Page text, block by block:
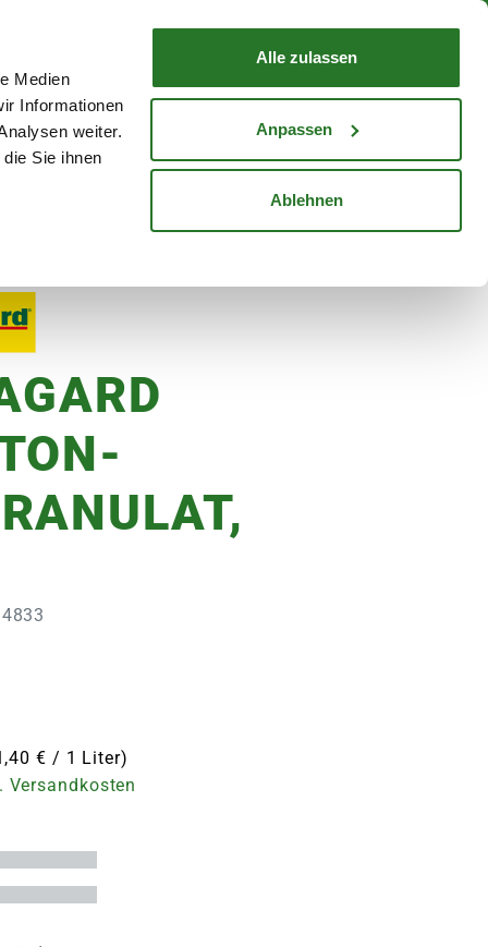
Medien
Informationen
weiter.
Sie ihnen
Alle zulassen
Anpassen
Ablehnen
Mein KontoStandorte
WARENKORB
Karriere
€ / 1 Liter)
Versandkosten